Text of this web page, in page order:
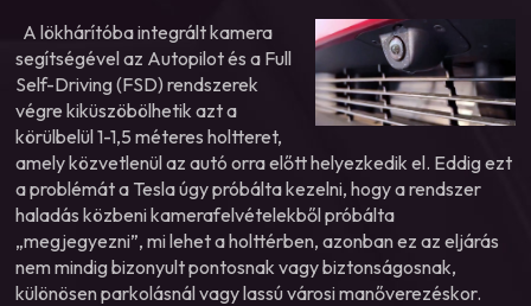
A lökhárítóba integrált kamera
segítségével az Autopilot és a Full
Self-Driving (FSD) rendszerek
végre kiküszöbölhetik azt a
körülbelül 1-1,5 méteres holtteret,
amely közvetlenül az autó orra előtt helyezkedik el. Eddig ezt
a problémát a Tesla úgy próbálta kezelni, hogy a rendszer
haladás közbeni kamerafelvételekből próbálta
„megjegyezni”, mi lehet a holttérben, azonban ez az eljárás
nem mindig bizonyult pontosnak vagy biztonságosnak,
különösen parkolásnál vagy lassú városi manőverezéskor.